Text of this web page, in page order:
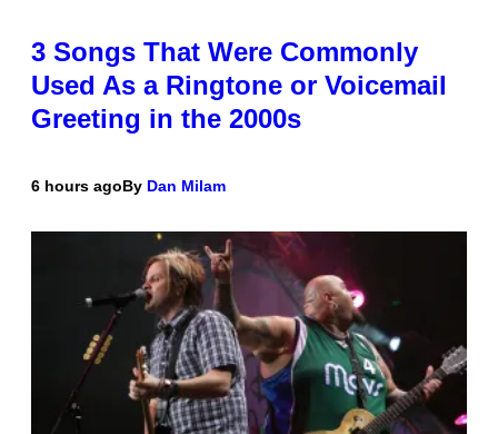
3 Songs That Were Commonly
Used As a Ringtone or Voicemail
Greeting in the 2000s
6 hours agoBy Dan Milam